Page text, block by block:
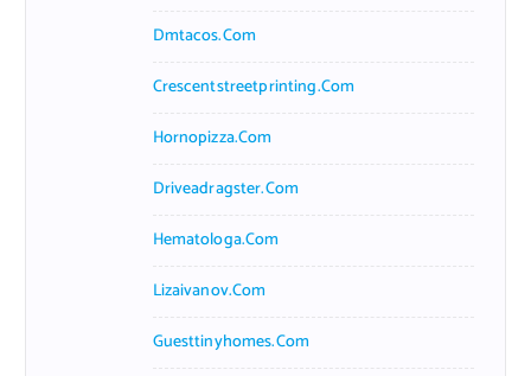
Dmtacos.com
Crescentstreetprinting.com
Hornopizza.com
Driveadragster.com
Hematologa.com
Lizaivanov.com
Guesttinyhomes.com